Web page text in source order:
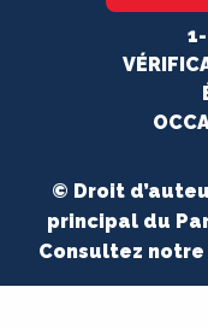
© Droit
principal du
Consultez notre